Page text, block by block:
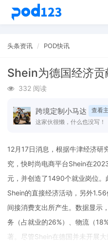
头条资讯 POD快讯
Shein为德国经济
332 阅读
跨境定制小马达
查看
这家伙很懒，什么也没写！
12月17日消息，根据牛津经济
究，快时尚电商平台Shein在
元，并创造了1490个就业岗位
Shein的直接经济活动，另外
间接消费支出所产生。数据显示
务（占就业的26%）、物流（
著。尽管Shein在德国并未开展